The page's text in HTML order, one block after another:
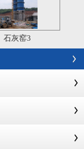
石灰窑3